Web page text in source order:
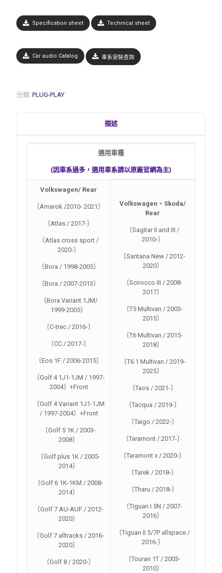
Specification sheet Technical sheet
Car audio Catalog 車系安裝查詢
分類: PLUG-PLAY
描述
適用車種
(因車系過多，適用車系請以原廠官網為主)
Volkswagen/ Rear
〔Amarok /2010- 2021〕
〔Atlas / 2017-〕
〔Atlas cross sport /
2020-〕
〔Bora / 1998-2005〕
〔Bora / 2007-2013〕
〔Bora Variant 1JM/
1999-2005〕
〔C-trec / 2016-〕
〔CC / 2017-〕
〔Eos 1F / 2006-2015〕
〔Golf 4 1J1-1JM / 1997-
2004〕+Front
〔Golf 4 Variant 1J1-1JM
/ 1997-2004〕+Front
〔Golf 5 1K / 2003-
2008〕
〔Golf plus 1K / 2005-
2014〕
〔Golf 6 1K-1KM / 2008-
2014〕
〔Golf 7 AU-AUF / 2012-
2020〕
〔Golf 7 alltracks / 2016-
2020〕
〔Golf 8 / 2020-〕
Volkswagen 、Skoda/
Rear
〔Sagitar II and III /
2010-〕
〔Santana New / 2012-
2020〕
〔Scirocco III / 2008-
2017〕
〔T5 Multivan / 2003-
2015〕
〔T6 Multivan / 2015-
2018〕
〔T6.1 Multivan / 2019-
2025〕
〔Taos / 2021-〕
〔Tacqua / 2019-〕
〔Taigo / 2022-〕
〔Taramont / 2017-〕
〔Taramont x / 2020-〕
〔Tarek / 2018-〕
〔Tharu / 2018-〕
〔Tiguan I 5N / 2007-
2016〕
〔Tiguan II 5/7P allspace /
2016-〕
〔Touran 1T / 2003-
2010〕